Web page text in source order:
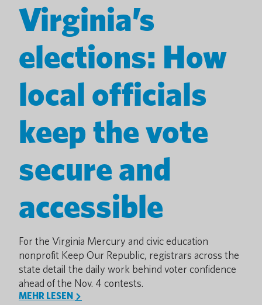
Virginia’s
elections: How
local officials
keep the vote
secure and
accessible
For the Virginia Mercury and civic education
nonprofit Keep Our Republic, registrars across the
state detail the daily work behind voter confidence
ahead of the Nov. 4 contests.
MEHR LESEN